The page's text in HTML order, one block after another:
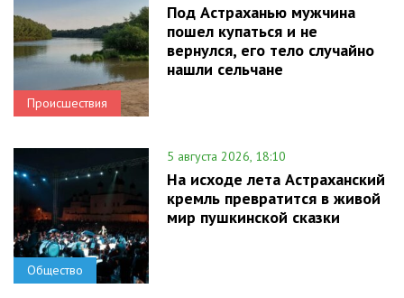
Происшествия
Под Астраханью мужчина
пошел купаться и не
вернулся, его тело случайно
нашли сельчане
Общество
5 августа 2026, 18:10
На исходе лета Астраханский
кремль превратится в живой
мир пушкинской сказки